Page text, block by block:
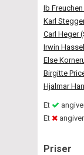
Ib Freuchen
Karl
Carl Heger
Irwin
Else
Birgitte
Hjalmar
Et
Et
Priser